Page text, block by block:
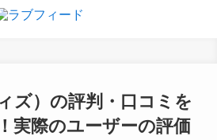
ズ）の評判・口コミを
実際のユーザーの評価